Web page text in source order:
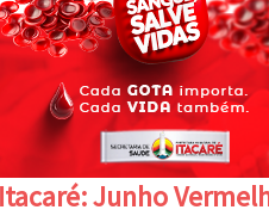
Itacaré: Junho